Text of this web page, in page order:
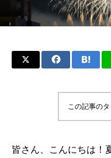
この記事の
皆さん、こんにちは！